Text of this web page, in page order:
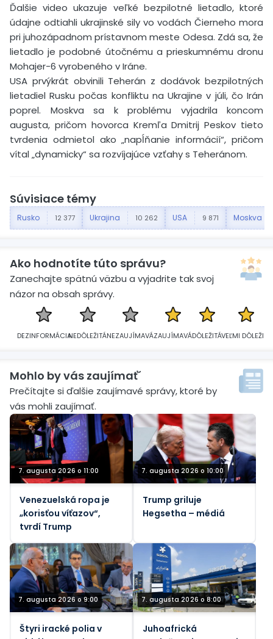
Ďalšie video ukazuje veľké bezpilotné lietadlo, ktoré
údajne odtiahli ukrajinské sily vo vodách Čierneho mora
pri juhozápadnom prístavnom meste Odesa. Zdá sa, že
lietadlo je podobné útočnému a prieskumnému dronu
Mohajer-6 vyrobeného v Iráne.
USA prvýkrát obvinili Teherán z dodávok bezpilotných
lietadiel Rusku počas konfliktu na Ukrajine v júli, čo Irán
poprel. Moskva sa k problému vyjadrila koncom
augusta, pričom hovorca Kremľa Dmitrij Peskov tieto
tvrdenia odmietol ako „napĺňanie informácií“, pričom
vítal „dynamicky“ sa rozvíjajúce vzťahy s Teheránom.
Súvisiace témy
Rusko 12 377 Ukrajina 10 262 USA 9 871 Moskva
Ako hodnotíte túto správu?
Zanechajte spätnú väzbu a vyjadrite tak svoj
názor na obsah správy.
DEZINFORMÁCIANEDÔLEŽITÁNEZAUJÍMAVÁZAUJÍMAVÁDÔLEŽITÁVEĽMI DÔLEŽITÁ
Mohlo by vás zaujímať´
Prečítajte si ďalšie zaujímavé správy, ktoré by
vás mohli zaujímať.
7. augusta 2026 o 11:00
Venezuelská ropa je
„korisťou víťazov“,
tvrdí Trump
7. augusta 2026 o 10:00
Trump griluje
Hegsetha – médiá
7. augusta 2026 o 9:00
Štyri iracké polia v
7. augusta 2026 o 8:00
Juhoafrická